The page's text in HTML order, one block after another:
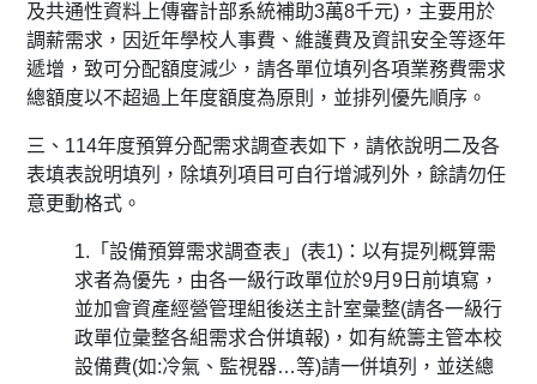
及共通性資料上傳審計部系統補助3萬8千元)， 主要用於
調薪需求，因近年學校人事費、維護費及資訊安全等逐年
遞增，致可分配額度減少，請各單位填列各項業務費需求
總額度以不超過上年度額度為原則， 並排列優先順序。
三、114年度預算分配需求調查表如下，請依說明二及各
表填表說明填列，除填列項目可自行增減列外，餘請勿任
意更動格式。
1.「設備預算需求調查表」(表1)：以有提列概算需
求者為優先，由各一級行政單位於9月9日前填寫，
並加會資產經營管理組後送主計室彙整(請各一級行
政單位彙整各組需求合併填報)，如有統籌主管本校
設備費(如:冷氣、監視器…等)請一併填列，並送總